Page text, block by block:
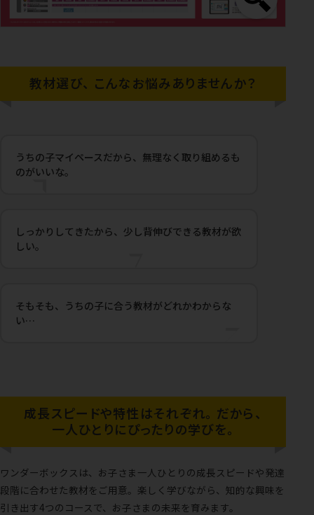
教材選び、 こんなお悩みありませんか？
うちの子マイペースだから、無理なく取り組めるも
のがいいな。
しっかりしてきたから、少し背伸びできる教材が欲
しい。
そもそも、うちの子に合う教材がどれかわからな
い…
成長スピードや特性はそれぞれ。 だから、
一人ひとりにぴったりの学びを。
ワンダーボックスは、お子さま一人ひとりの成長スピードや発達
段階に合わせた教材をご用意。 楽しく学びながら、知的な興味を
引き出す4つのコースで、お子さまの未来を育みます。